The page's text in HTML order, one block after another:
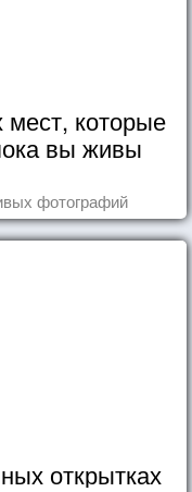
мест, которые
вы живы
фотографий
открытках